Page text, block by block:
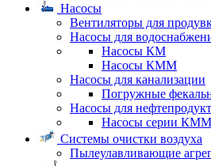
Насосы
Вентиляторы для
Насосы для
Насосы КМ
Насосы КММ
Насосы для канализации
Погружные
Насосы для
Насосы серии
Системы очистки воздуха
Пылеулавливающие